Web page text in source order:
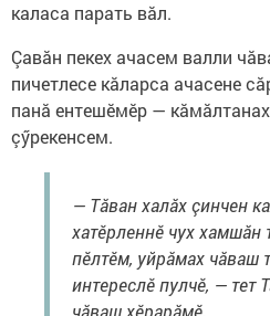
каласа парать вăл.
Çавăн пекех ачасем валли
пичетлесе кăларса ачасене
панă ентешӗмӗр —
çӳрекенсем.
— Тăван халăх çинчен
хатӗрленнӗ чух хамшăн
пӗлтӗм, уйрăмах чăваш
интереслӗ пулчӗ, — тет